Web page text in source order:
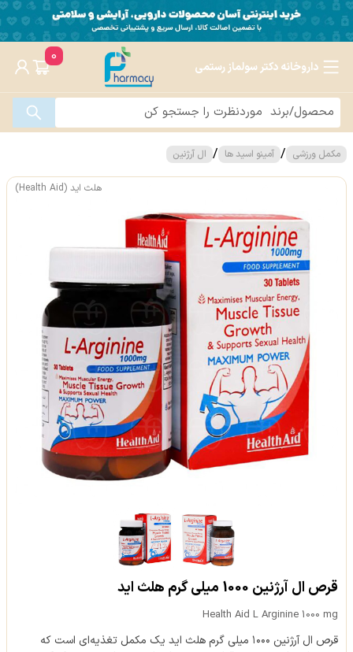
داروخانه دکتر سولماز رستمی
0
مکمل ورزشی / آمینو اسید ها / ال آرژنین
هلث اید (Health Aid)
قرص ال آرژنین 1000 میلی گرم هلث اید
Health Aid L Arginine 1000 mg
قرص ال آرژنین ۱۰۰۰ میلی گرم هلث اید یک مکمل تغذیه‌ای است که